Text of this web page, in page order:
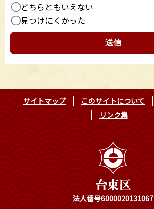
どちらともいえない
見つけにくかった
サイトマップ このサイトについて
リンク集
法人番号6000020131067